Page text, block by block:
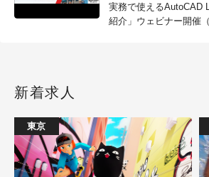
実務で使えるAutoCAD
紹介」ウェビナー開催
新着求人
東京